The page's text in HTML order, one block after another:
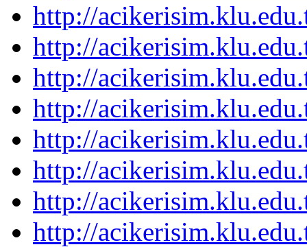
http://
http://
http://
http://
http://
http://
http://
http://